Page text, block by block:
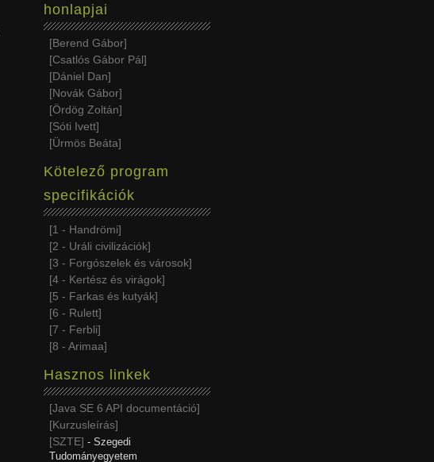
honlapjai
Berend Gábor
Csatlós Gábor Pál
Dániel Dan
Novák Gábor
Ördög Zoltán
Sóti Ivett
Ürmös Beáta
Kötelező program
specifikációk
1 - Handrömi
2 - Uráli civilizációk
3 - Forgószelek és városok
4 - Kertész és virágok
5 - Farkas és kutyák
6 - Rulett
7 - Ferbli
8 - Arimaa
Hasznos linkek
Java SE 6 API documentáció
Kurzusleírás
SZTE - Szegedi
Tudományegyetem